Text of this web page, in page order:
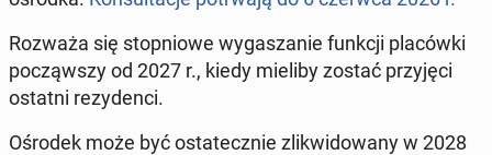
Rozważa się stop­nio­we wy­ga­sza­nie funkcji pla­ców­ki
po­cząw­szy od 2027 r., kiedy mieliby zostać przy­ję­ci
ostatni re­zy­den­ci.
Ośrodek może być osta­tecz­nie zli­kwi­do­wa­ny w 2028